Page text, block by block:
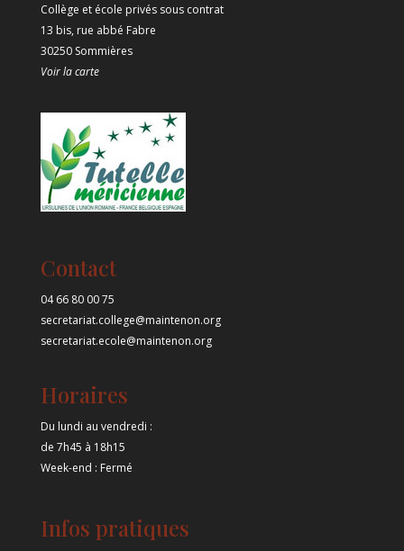
Collège et école privés sous contrat
13 bis, rue abbé Fabre
30250 Sommières
Voir la carte
Contact
04 66 80 00 75
secretariat.college@maintenon.org
secretariat.ecole@maintenon.org
Horaires
Du lundi au vendredi :
de 7h45 à 18h15
Week-end : Fermé
Infos pratiques